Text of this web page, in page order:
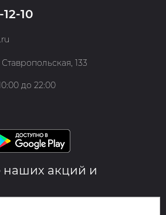
10
133
до 22:00
наших акций и